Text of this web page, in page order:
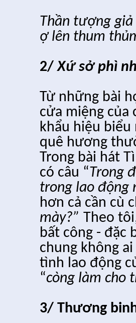
Thần tượng giả
ợ lên thum
2/Xứ sở phì
Từ những bài
cửa miệng của
khẩu hiệu
quê hương
Trong bài hát
có câu “Trong
trong lao động
hơn cả cần cù
mày?”Theo
bất công - đặc
chung không
tình lao động
“còng làm cho
3/ Thương